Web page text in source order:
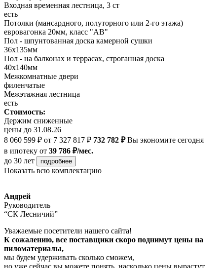
Входная временная лестница, 3 ст
есть
Потолки (мансардного, полуторного или 2-го этажа)
евровагонка 20мм, класс "АВ"
Пол - шпунтованная доска камерной сушки
36х135мм
Пол - на балконах и террасах, строганная доска
40х140мм
Межкомнатные двери
филенчатые
Межэтажная лестница
есть
Стоимость:
Держим сниженные
цены до 31.08.26
8 060 599 ₽ от 7 327 817 ₽ 732 782 ₽Вы экономите сегодня
в ипотеку от 39 786 ₽/мес.
до 30 лет
подробнее
Показать всю комплектацию
Андрей
Руководитель
“СК Лесничий”
Уважаемые посетители нашего сайта!
К сожалению, все поставщики скоро поднимут цены на
пиломатериалы,
мы будем удерживать сколько сможем,
но уже сейчас вы можете понять, насколько цены вырастут.